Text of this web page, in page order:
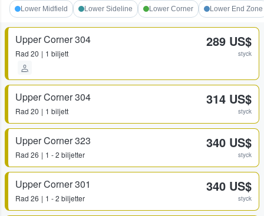
Lower Midfield Lower Sideline Lower Corner Lower End Zone
Upper Corner 304
Rad 20 1 biljett
289 US$
styck
Upper Corner 304
Rad 20 1 biljett
314 US$
styck
Upper Corner 323
Rad 26 1 - 2 biljetter
340 US$
styck
Upper Corner 301
Rad 26 1 - 2 biljetter
340 US$
styck